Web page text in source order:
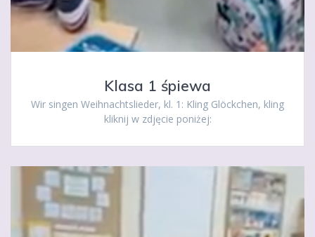
Klasa 1 śpiewa
Wir singen Weihnachtslieder, kl. 1: Kling Glöckchen, kling
kliknij w zdjęcie poniżej: